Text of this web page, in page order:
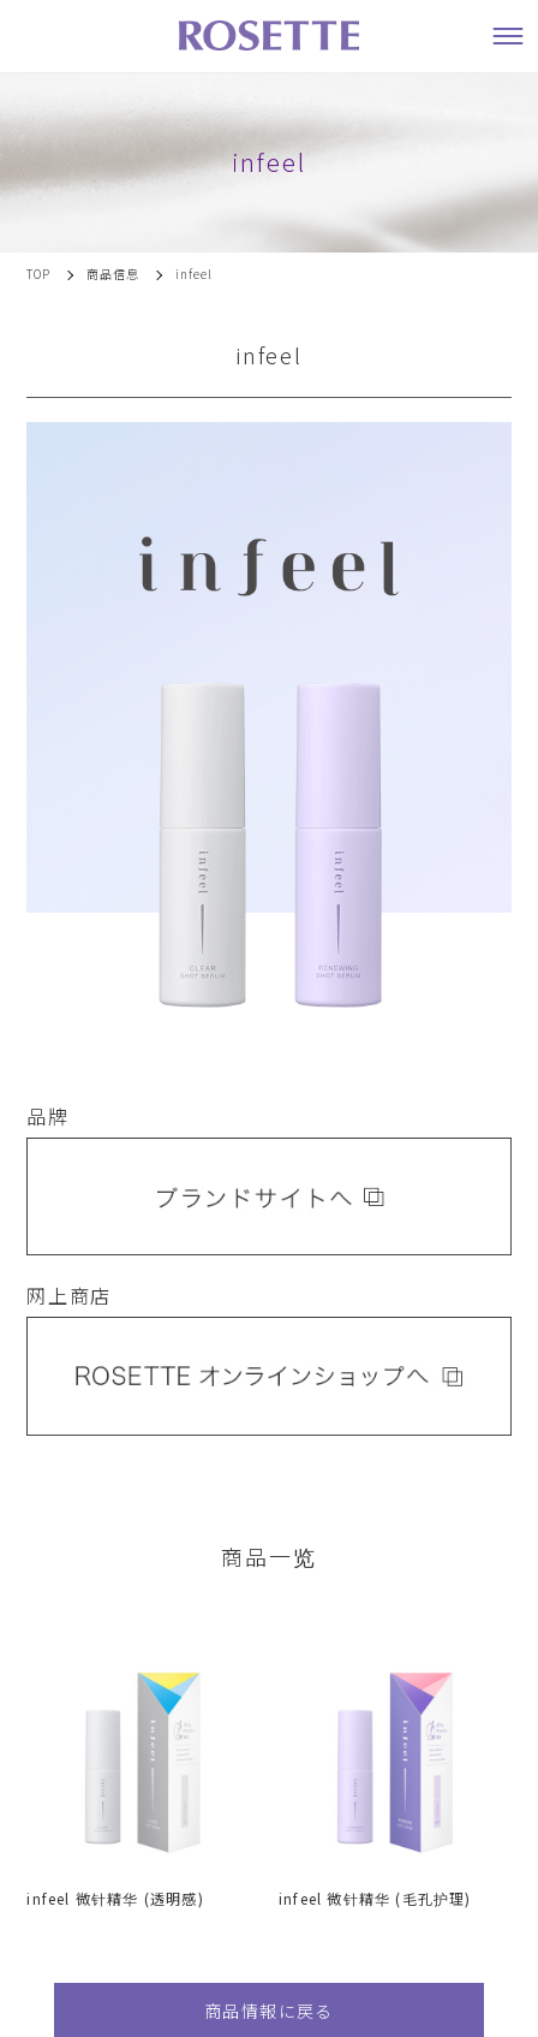
infeel
TOP 商品信息 infeel
infeel
品牌
网上商店
商品一览
infeel 微针精华 (透明感) infeel 微针精华 (毛孔护理)
商品情報に戻る